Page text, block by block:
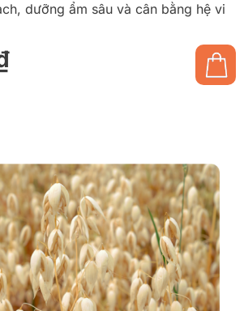
dưỡng ẩm sâu và cân bằng hệ vi